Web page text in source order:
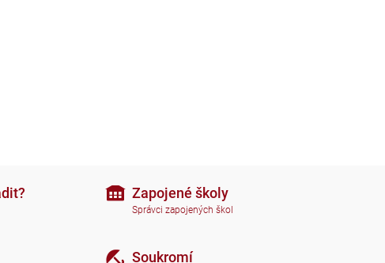
Zapojené školy
Správci zapojených škol
Soukromí